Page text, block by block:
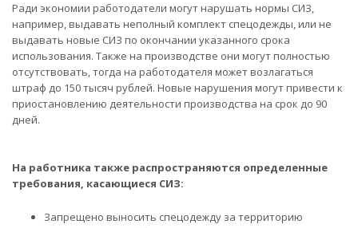
Ради экономии работодатели могут нарушать нормы СИЗ,
например, выдавать неполный комплект спецодежды, или не
выдавать новые СИЗ по окончании указанного срока
использования. Также на производстве они могут полностью
отсутствовать, тогда на работодателя может возлагаться
штраф до 150 тысяч рублей. Новые нарушения могут привести к
приостановлению деятельности производства на срок до 90
дней.
На работника также распространяются определенные
требования, касающиеся СИЗ:
Запрещено выносить спецодежду за территорию